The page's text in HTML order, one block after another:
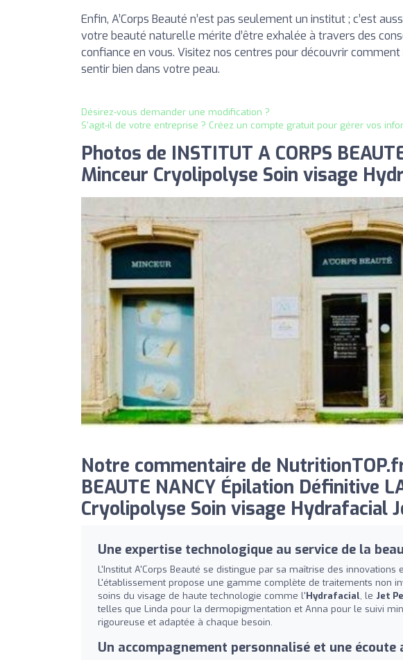
Enfin, A’Corps Beauté n’est pas seulement un institut ; c’est
votre beauté naturelle mérite d’être exhalée à travers des
confiance en vous. Visitez nos centres pour découvrir
sentir bien dans votre peau.
Désirez-vous demander une modification ?
S'agit-il de votre entreprise ? Créez un compte gratuit pour gérer vos
Photos de INSTITUT A CORPS
Minceur Cryolipolyse Soin visage
Notre commentaire de
BEAUTE NANCY Épilation Définitive
Cryolipolyse Soin visage Hydrafacial
Une expertise technologique au service de la
L'Institut A'Corps Beauté se distingue par sa maîtrise des
L'établissement propose une gamme complète de traitements non
soins du visage de haute technologie comme l'Hydrafacial, le Jet
telles que Linda pour la dermopigmentation et Anna pour le suivi
rigoureuse et adaptée à chaque besoin.
Un accompagnement personnalisé et une